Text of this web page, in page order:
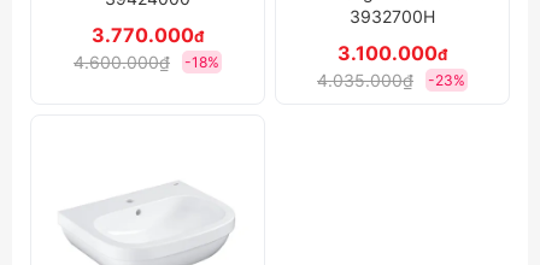
3.770.000đ
4.600.000₫ -18%
3932700H
3.100.000đ
4.035.000₫ -23%